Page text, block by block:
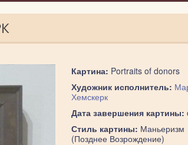
Картина: Portraits of donors
Художник исполнитель:
Хемскерк
Дата завершения картины:
Стиль картины: Маньеризм
(Позднее Возрождение)